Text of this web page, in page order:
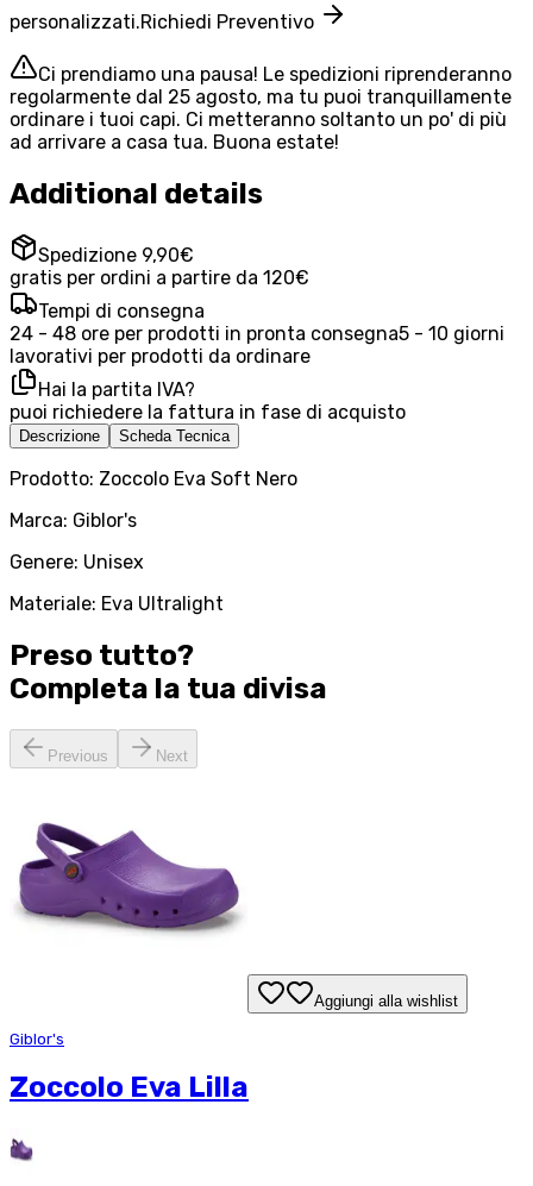
personalizzati.Richiedi Preventivo
Ci prendiamo una pausa! Le spedizioni riprenderanno
regolarmente dal 25 agosto, ma tu puoi tranquillamente
ordinare i tuoi capi. Ci metteranno soltanto un po' di più
ad arrivare a casa tua. Buona estate!
Additional details
Spedizione 9,90€
gratis per ordini a partire da 120€
Tempi di consegna
24 - 48 ore per prodotti in pronta consegna5 - 10 giorni
lavorativi per prodotti da ordinare
Hai la partita IVA?
puoi richiedere la fattura in fase di acquisto
Descrizione Scheda Tecnica
Prodotto: Zoccolo Eva Soft Nero
Marca: Giblor's
Genere: Unisex
Materiale: Eva Ultralight
Preso tutto?
Completa la tua divisa
Previous Next
Aggiungi alla wishlist
Giblor's
Zoccolo Eva Lilla